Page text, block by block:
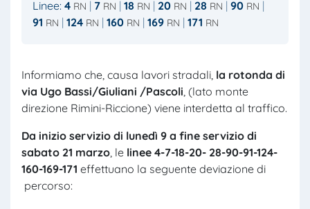
Linee: 4 RN 7 RN 18 RN 20 RN 28 RN 90 RN
91 RN 124 RN 160 RN 169 RN 171 RN
Informiamo che, causa lavori stradali, la rotonda di
via Ugo Bassi/Giuliani /Pascoli, (lato monte
direzione Rimini-Riccione) viene interdetta al traffico.
Da inizio servizio di lunedì 9 a fine servizio di
sabato 21 marzo, le linee 4-7-18-20- 28-90-91-124-
160-169-171 effettuano la seguente deviazione di
percorso: